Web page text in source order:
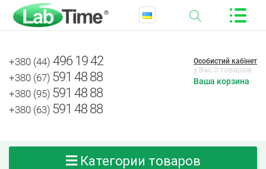
+380 (44) 496 19 42
+380 (67) 591 48 88
+380 (95) 591 48 88
+380 (63) 591 48 88
Особистий кабінет
у Вас 0 товаров
Ваша корзина
Категории товаров